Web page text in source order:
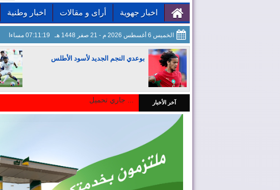
اخبار جهوية أراى و مقالات اخبار وطنية
الخميس 6 أغسطس 2026 م - 21 صفر 1448 هـ 07:11:21 مساءا
بوعدي النجم الجديد لأسود الأطلس
المغرب يجذب كبار المستثمرين آخر الأخبار